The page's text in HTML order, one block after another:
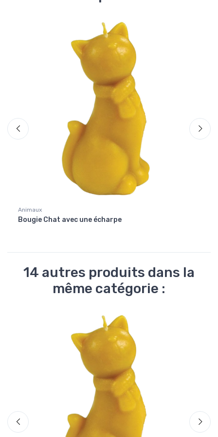
Animaux
Bougie Chat avec une écharpe
14 autres produits dans la
même catégorie :